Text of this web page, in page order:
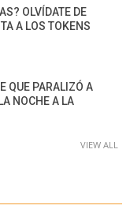
OLVÍDATE DE
A LOS TOKENS
QUE PARALIZÓ A
NOCHE A LA
VIEW ALL